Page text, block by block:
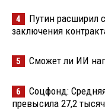
4
Путин расширил
заключения
5 Сможет ли ИИ
6
Соцфонд:
превысила 27,2